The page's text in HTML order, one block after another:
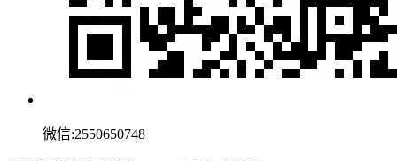
微信:2550650748